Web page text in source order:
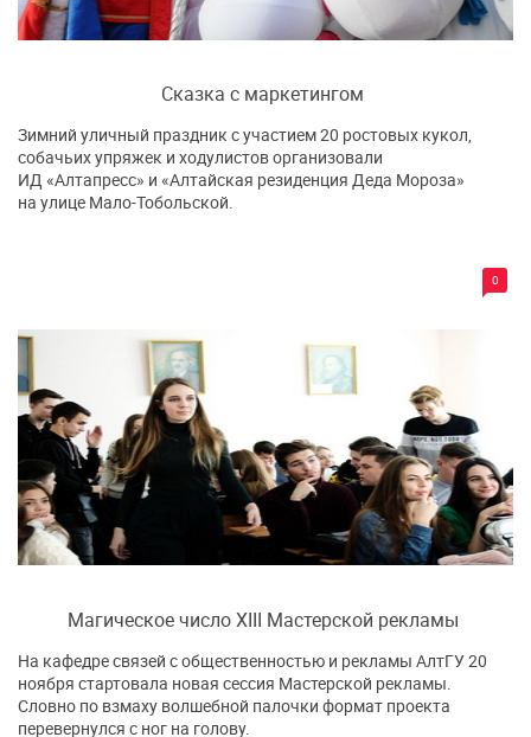
Сказка с маркетингом
0
Зимний уличный праздник с участием 20 ростовых кукол,
собачьих упряжек и ходулистов организовали
ИД «Алтапресс» и «Алтайская резиденция Деда Мороза»
на улице Мало-Тобольской.
Магическое число XIII Мастерской рекламы
На кафедре связей с общественностью и рекламы АлтГУ 20
ноября стартовала новая сессия Мастерской рекламы.
Словно по взмаху волшебной палочки формат проекта
перевернулся с ног на голову.